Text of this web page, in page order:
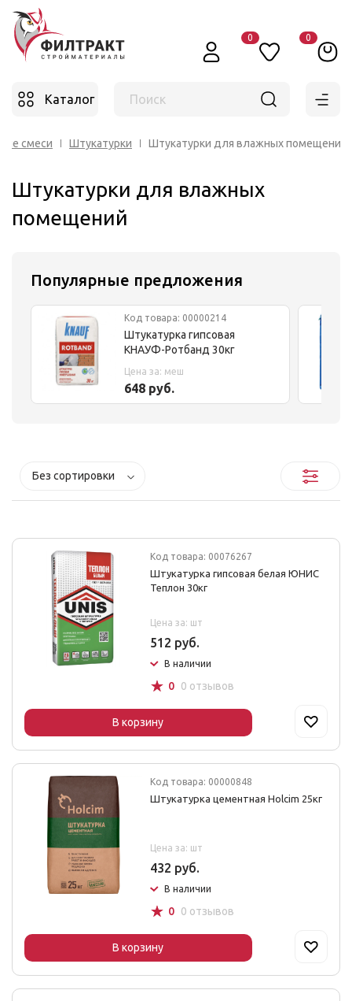
0 0
Каталог Поиск
смеси Штукатурки Штукатурки для влажных помещений
Штукатурки для влажных
помещений
Популярные предложения
Код товара: 00000214
Штукатурка гипсовая
КНАУФ-Ротбанд 30кг
Цена за: меш
648 руб.
Без сортировки
Код товара: 00076267
Штукатурка гипсовая белая ЮНИС
Теплон 30кг
Цена за: шт
512 руб.
В наличии
☆ 0 0 отзывов
В корзину
Код товара: 00000848
Штукатурка цементная Holcim 25кг
Цена за: шт
432 руб.
В наличии
☆ 0 0 отзывов
В корзину